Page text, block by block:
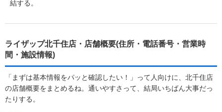
結する。
ライザップ北千住店・店舗概要(住所・電話番号・営業時
間・施設情報)
「まずは基本情報をパッと確認したい！」って人向けに、北千住店
の店舗概要をまとめるね。通いやすさって、結局いちばん大事だっ
たりする。